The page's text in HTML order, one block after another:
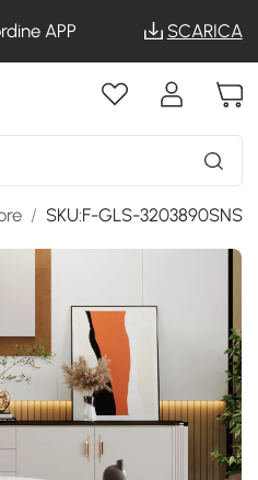
APP SCARICA
/ SKU:F-GLS-3203890SNS